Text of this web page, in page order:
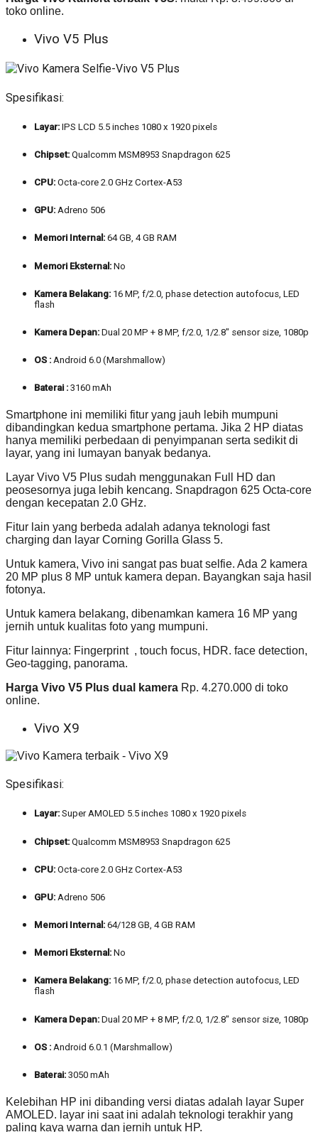
toko online.
Vivo V5 Plus
Spesifikasi:
Layar: IPS LCD 5.5 inches 1080 x 1920 pixels
Chipset: Qualcomm MSM8953 Snapdragon 625
CPU: Octa-core 2.0 GHz Cortex-A53
GPU: Adreno 506
Memori Internal: 64 GB, 4 GB RAM
Memori Eksternal: No
Kamera Belakang: 16 MP, f/2.0, phase detection autofocus, LED
flash
Kamera Depan: Dual 20 MP + 8 MP, f/2.0, 1/2.8″ sensor size, 1080p
OS : Android 6.0 (Marshmallow)
Baterai : 3160 mAh
Smartphone ini memiliki fitur yang jauh lebih mumpuni
dibandingkan kedua smartphone pertama. Jika 2 HP diatas
hanya memiliki perbedaan di penyimpanan serta sedikit di
layar, yang ini lumayan banyak bedanya.
Layar Vivo V5 Plus sudah menggunakan Full HD dan
peosesornya juga lebih kencang. Snapdragon 625 Octa-core
dengan kecepatan 2.0 GHz.
Fitur lain yang berbeda adalah adanya teknologi fast
charging dan layar Corning Gorilla Glass 5.
Untuk kamera, Vivo ini sangat pas buat selfie. Ada 2 kamera
20 MP plus 8 MP untuk kamera depan. Bayangkan saja hasil
fotonya.
Untuk kamera belakang, dibenamkan kamera 16 MP yang
jernih untuk kualitas foto yang mumpuni.
Fitur lainnya: Fingerprint , touch focus, HDR. face detection,
Geo-tagging, panorama.
Harga Vivo V5 Plus dual kamera Rp. 4.270.000 di toko
online.
Vivo X9
Spesifikasi:
Layar: Super AMOLED 5.5 inches 1080 x 1920 pixels
Chipset: Qualcomm MSM8953 Snapdragon 625
CPU: Octa-core 2.0 GHz Cortex-A53
GPU: Adreno 506
Memori Internal: 64/128 GB, 4 GB RAM
Memori Eksternal: No
Kamera Belakang: 16 MP, f/2.0, phase detection autofocus, LED
flash
Kamera Depan: Dual 20 MP + 8 MP, f/2.0, 1/2.8″ sensor size, 1080p
OS : Android 6.0.1 (Marshmallow)
Baterai: 3050 mAh
Kelebihan HP ini dibanding versi diatas adalah layar Super
AMOLED. layar ini saat ini adalah teknologi terakhir yang
paling kaya warna dan jernih untuk HP.